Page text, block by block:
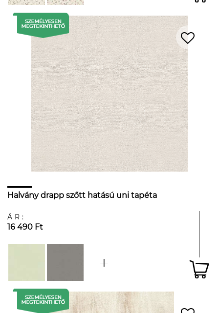
Halvány drapp szőtt hatású uni tapéta
ÁR:
16 490 Ft